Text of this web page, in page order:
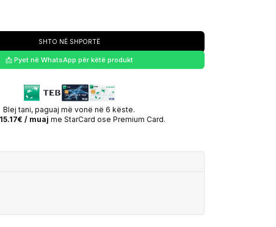
SHTO NË SHPORTË
📩 Pyet në WhatsApp për këtë produkt
Blej tani, paguaj më vonë në 6 këste.
/ muaj me StarCard ose Premium Card.